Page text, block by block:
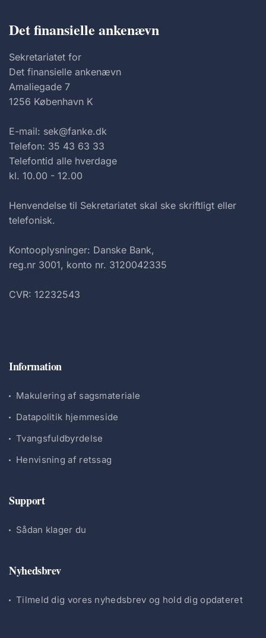
Det finansielle ankenævn
Sekretariatet for
Det finansielle ankenævn
Amaliegade 7
1256 København K
E-mail: sek@fanke.dk
Telefon: 35 43 63 33
Telefontid alle hverdage
kl. 10.00 - 12.00
Henvendelse til Sekretariatet skal ske skriftligt eller
telefonisk.
Kontooplysninger: Danske Bank,
reg.nr 3001, konto nr. 3120042335
CVR: 12232543
Information
Makulering af sagsmateriale
Datapolitik hjemmeside
Tvangsfuldbyrdelse
Henvisning af retssag
Support
Sådan klager du
Nyhedsbrev
Tilmeld dig vores nyhedsbrev og hold dig opdateret